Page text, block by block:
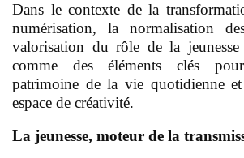
Dans le contexte de la
numérisation, la normalisation
valorisation du rôle de la jeunesse
comme des éléments clés
patrimoine de la vie quotidienne
espace de créativité.
La jeunesse, moteur de la